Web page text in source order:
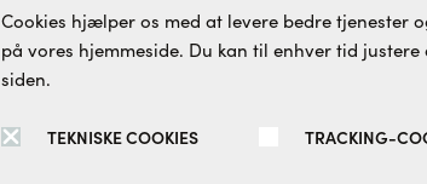
Cookies hjælper os med at levere bedre
på vores hjemmeside. Du kan til enhver tid
siden.
TEKNISKE COOKIES TRACKING-